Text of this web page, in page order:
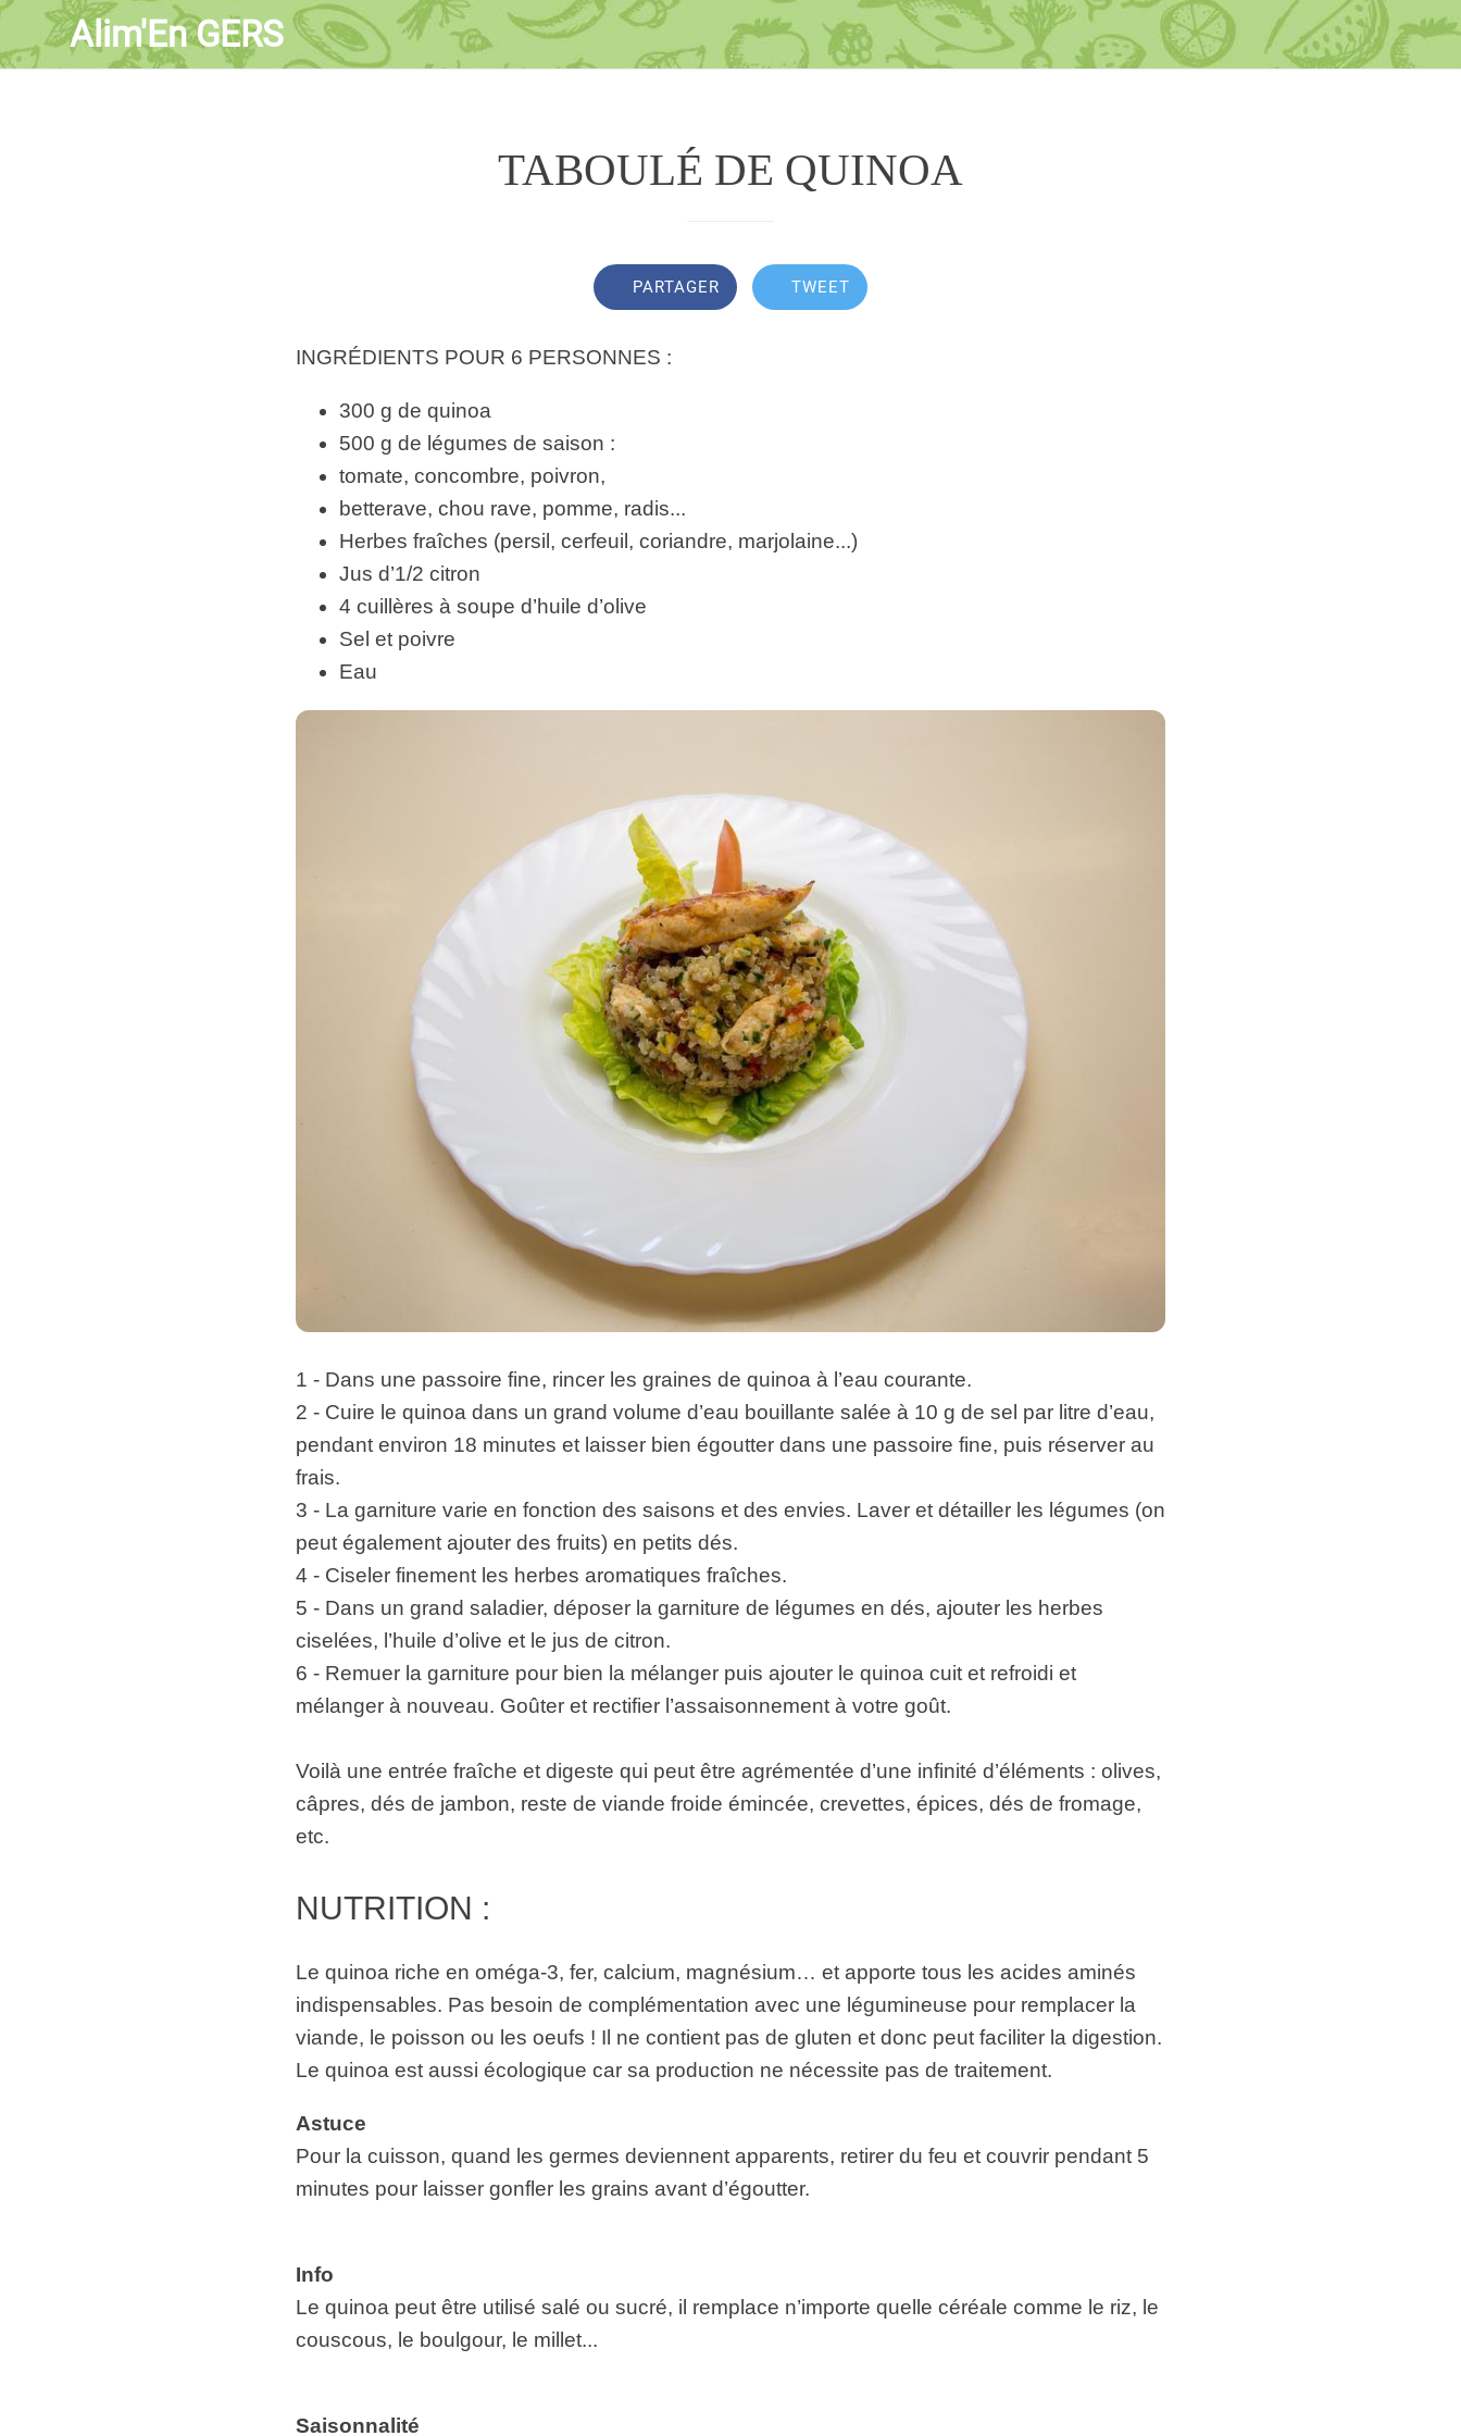
Alim'En GERS
TABOULÉ DE QUINOA
PARTAGER TWEET
INGRÉDIENTS POUR 6 PERSONNES :
300 g de quinoa
500 g de légumes de saison :
tomate, concombre, poivron,
betterave, chou rave, pomme, radis...
Herbes fraîches (persil, cerfeuil, coriandre, marjolaine...)
Jus d’1/2 citron
4 cuillères à soupe d’huile d’olive
Sel et poivre
Eau
1 - Dans une passoire fine, rincer les graines de quinoa à l’eau courante.
2 - Cuire le quinoa dans un grand volume d’eau bouillante salée à 10 g de sel par litre d’eau,
pendant environ 18 minutes et laisser bien égoutter dans une passoire fine, puis réserver au
frais.
3 - La garniture varie en fonction des saisons et des envies. Laver et détailler les légumes (on
peut également ajouter des fruits) en petits dés.
4 - Ciseler finement les herbes aromatiques fraîches.
5 - Dans un grand saladier, déposer la garniture de légumes en dés, ajouter les herbes
ciselées, l’huile d’olive et le jus de citron.
6 - Remuer la garniture pour bien la mélanger puis ajouter le quinoa cuit et refroidi et
mélanger à nouveau. Goûter et rectifier l’assaisonnement à votre goût.
Voilà une entrée fraîche et digeste qui peut être agrémentée d’une infinité d’éléments : olives,
câpres, dés de jambon, reste de viande froide émincée, crevettes, épices, dés de fromage,
etc.
NUTRITION :
Le quinoa riche en oméga-3, fer, calcium, magnésium… et apporte tous les acides aminés
indispensables. Pas besoin de complémentation avec une légumineuse pour remplacer la
viande, le poisson ou les oeufs ! Il ne contient pas de gluten et donc peut faciliter la digestion.
Le quinoa est aussi écologique car sa production ne nécessite pas de traitement.
Astuce
Pour la cuisson, quand les germes deviennent apparents, retirer du feu et couvrir pendant 5
minutes pour laisser gonfler les grains avant d’égoutter.
Info
Le quinoa peut être utilisé salé ou sucré, il remplace n’importe quelle céréale comme le riz, le
couscous, le boulgour, le millet...
Saisonnalité